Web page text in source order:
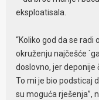
eksploatisala.
“Koliko god da se
okruženju najčešće
doslovno, jer deponije
To mi je bio podsticaj
su moguća rješenja”,